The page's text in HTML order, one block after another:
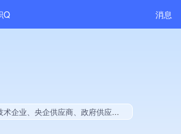
Q 消息
色低碳技术、经营年限全国同行前5%、集团成员、权威管理体系认证、大学生就业贡献、2025年公开项目中标、拥有绿色资质、拥有工艺创新能力、拥有著作权、软件研发量位于同行前10%、2025年度软件研发量增长